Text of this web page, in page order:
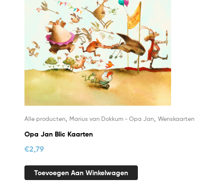
Alle producten Marius van Dokkum - Opa Jan Wenskaarten
Opa Jan Blic Kaarten
€2,79
Toevoegen Aan Winkelwagen